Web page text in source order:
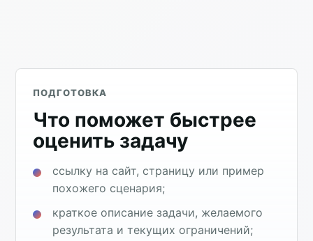
ПОДГОТОВКА
Что поможет быстрее
оценить задачу
ссылку на сайт, страницу или пример
похожего сценария;
краткое описание задачи, желаемого
результата и текущих ограничений;